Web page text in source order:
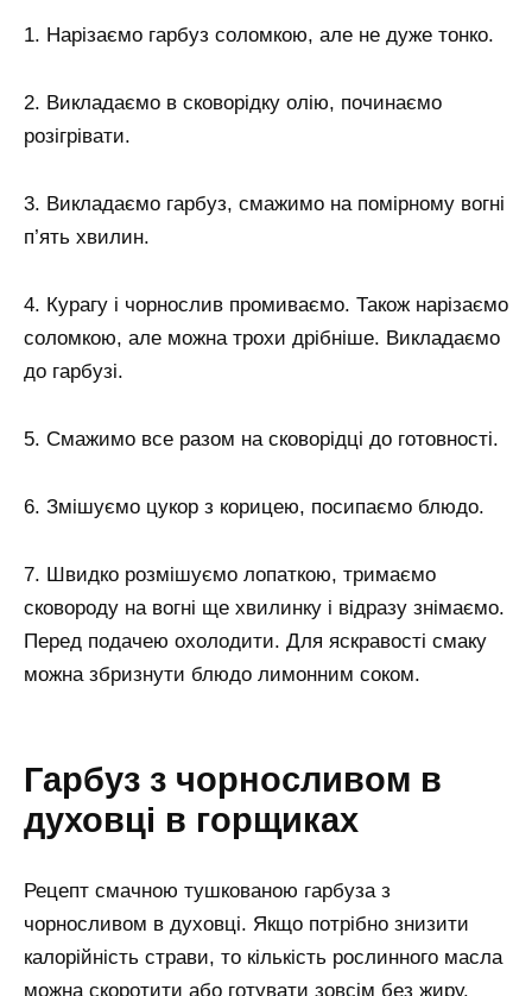
1. Нарізаємо гарбуз соломкою, але не дуже тонко.
2. Викладаємо в сковорідку олію, починаємо
розігрівати.
3. Викладаємо гарбуз, смажимо на помірному вогні
п’ять хвилин.
4. Курагу і чорнослив промиваємо. Також нарізаємо
соломкою, але можна трохи дрібніше. Викладаємо
до гарбузі.
5. Смажимо все разом на сковорідці до готовності.
6. Змішуємо цукор з корицею, посипаємо блюдо.
7. Швидко розмішуємо лопаткою, тримаємо
сковороду на вогні ще хвилинку і відразу знімаємо.
Перед подачею охолодити. Для яскравості смаку
можна збризнути блюдо лимонним соком.
Гарбуз з чорносливом в
духовці в горщиках
Рецепт смачною тушкованою гарбуза з
чорносливом в духовці. Якщо потрібно знизити
калорійність страви, то кількість рослинного масла
можна скоротити або готувати зовсім без жиру.